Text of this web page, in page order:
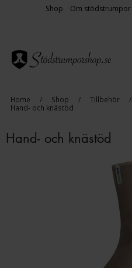
Shop Om stödstrumpor
Home / Shop / Tillbehör
/
Hand- och knästöd
Hand- och knästöd